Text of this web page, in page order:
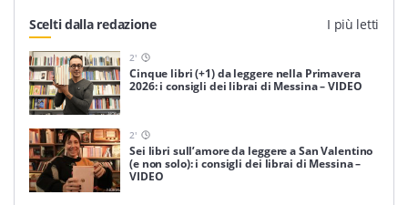
Scelti dalla redazione I più letti
2'
Cinque libri (+1) da leggere nella Primavera
2026: i consigli dei librai di Messina – VIDEO
2'
Sei libri sull’amore da leggere a San Valentino
(e non solo): i consigli dei librai di Messina –
VIDEO